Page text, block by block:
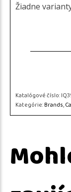
Žiadne
Katalógové číslo:
Kategórie:Brands,